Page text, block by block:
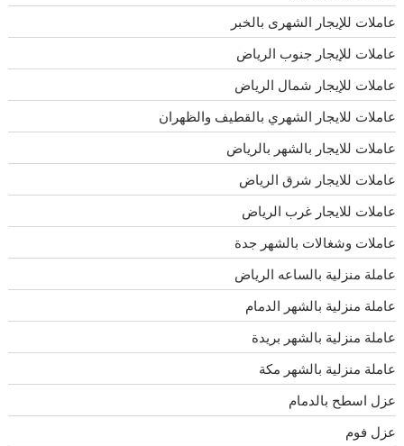
عاملات للإيجار الشهرى بالخبر
عاملات للإيجار جنوب الرياض
عاملات للإيجار شمال الرياض
عاملات للايجار الشهري بالقطيف والظهران
عاملات للايجار بالشهر بالرياض
عاملات للايجار شرق الرياض
عاملات للايجار غرب الرياض
عاملات وشغالات بالشهر جدة
عاملة منزلية بالساعه الرياض
عاملة منزلية بالشهر الدمام
عاملة منزلية بالشهر بريدة
عاملة منزلية بالشهر مكة
عزل اسطح بالدمام
عزل فوم